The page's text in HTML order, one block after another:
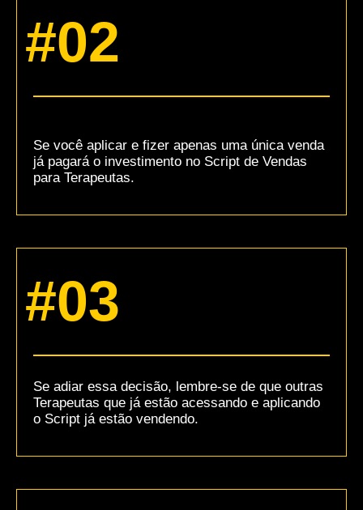
#02
Se você aplicar e fizer apenas uma única venda
já pagará o investimento no Script de Vendas
para Terapeutas.
#03
Se adiar essa decisão, lembre-se de que outras
Terapeutas que já estão acessando e aplicando
o Script já estão vendendo.